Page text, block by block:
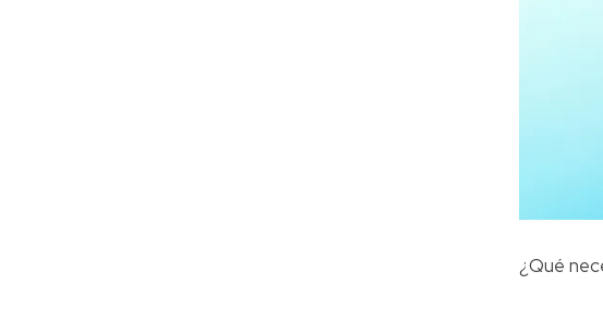
¿Qué